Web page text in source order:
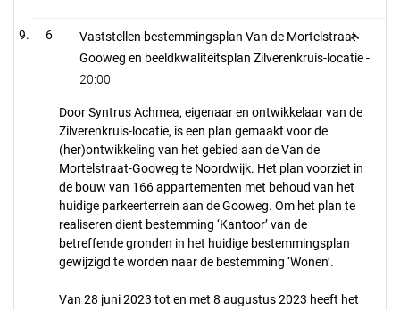
6
Vaststellen bestemmingsplan Van de Mortelstraat-
Gooweg en beeldkwaliteitsplan Zilverenkruis-locatie -
20:00
Door Syntrus Achmea, eigenaar en ontwikkelaar van de
Zilverenkruis-locatie, is een plan gemaakt voor de
(her)ontwikkeling van het gebied aan de Van de
Mortelstraat-Gooweg te Noordwijk. Het plan voorziet in
de bouw van 166 appartementen met behoud van het
huidige parkeerterrein aan de Gooweg. Om het plan te
realiseren dient bestemming ‘Kantoor’ van de
betreffende gronden in het huidige bestemmingsplan
gewijzigd te worden naar de bestemming ‘Wonen’.
Van 28 juni 2023 tot en met 8 augustus 2023 heeft het